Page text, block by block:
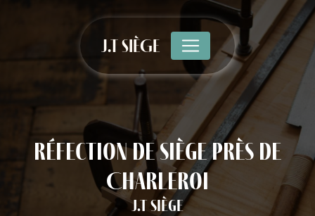
J.T SIÈGE
réfection de siège près de
Charleroi
J.T Siège